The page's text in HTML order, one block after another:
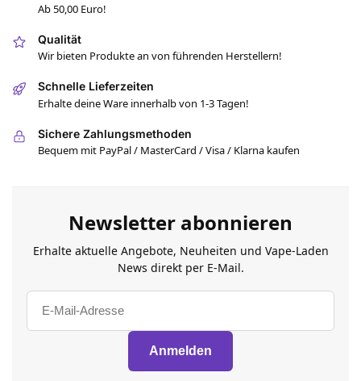
Ab 50,00 Euro!
Qualität
Wir bieten Produkte an von führenden Herstellern!
Schnelle Lieferzeiten
Erhalte deine Ware innerhalb von 1-3 Tagen!
Sichere Zahlungsmethoden
Bequem mit PayPal / MasterCard / Visa / Klarna kaufen
Newsletter abonnieren
Erhalte aktuelle Angebote, Neuheiten und Vape-Laden
News direkt per E-Mail.